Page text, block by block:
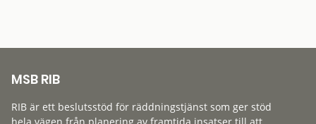
MSB RIB
RIB är ett beslutsstöd för räddningstjänst som ger stöd